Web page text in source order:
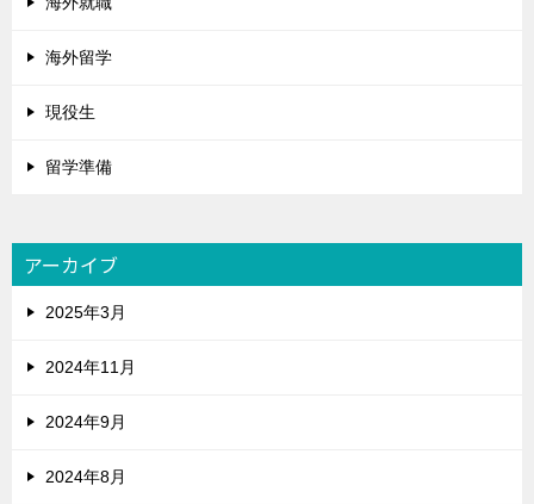
海外留学
現役生
留学準備
アーカイブ
2025年3月
2024年11月
2024年9月
2024年8月